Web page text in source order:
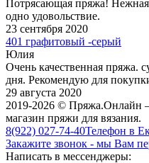
Потрясающая пряжа! Нежная,
одно удовольствие.
23 сентября 2020
401 графитовый -серый
Юлия
Очень качественная пряжа.
дня. Рекомендую для
29 августа 2020
2019-2026 © Пряжа.Онлайн
магазин пряжи для вязания.
8(922) 027-74-40Телефон в
Закажите звонок - мы Вам
Написать в мессенджеры: